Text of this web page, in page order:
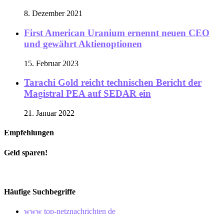
8. Dezember 2021
First American Uranium ernennt neuen CEO
und gewährt Aktienoptionen
15. Februar 2023
Tarachi Gold reicht technischen Bericht der
Magistral PEA auf SEDAR ein
21. Januar 2022
Empfehlungen
Geld sparen!
Häufige Suchbegriffe
www top-netznachrichten de